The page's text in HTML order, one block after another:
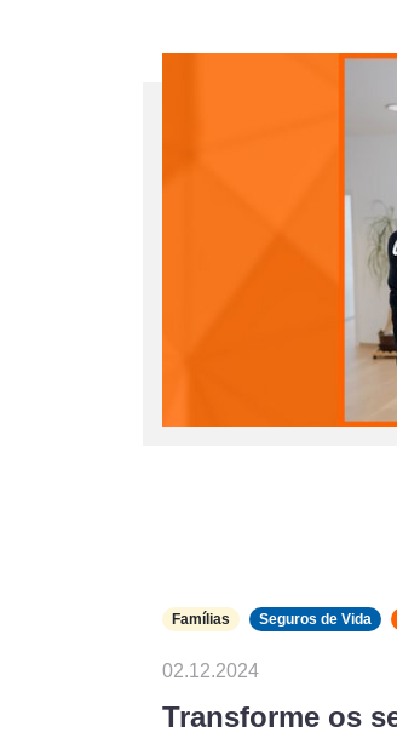
Famílias Seguros de Vida
02.12.2024
Transforme os